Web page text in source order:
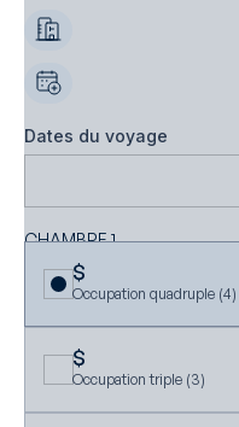
Dates du voyage
$
Occupation quadruple (4)
$
Occupation triple (3)